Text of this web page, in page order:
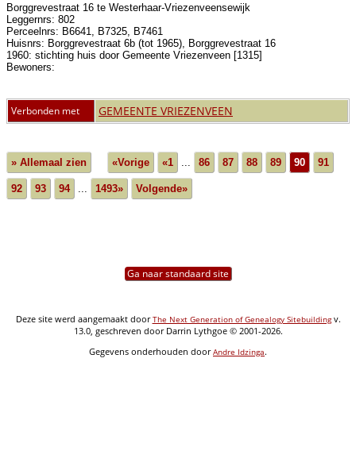
Borggrevestraat 16 te Westerhaar-Vriezenveensewijk
Leggernrs: 802
Perceelnrs: B6641, B7325, B7461
Huisnrs: Borggrevestraat 6b (tot 1965), Borggrevestraat 16
1960: stichting huis door Gemeente Vriezenveen [1315]
Bewoners:
Verbonden met GEMEENTE VRIEZENVEEN
» Allemaal zien «Vorige «1 ... 86 87 88 89 90 91
92 93 94 ... 1493» Volgende»
Ga naar standaard site
Deze site werd aangemaakt doorThe Next Generation of Genealogy Sitebuildingv.
13.0, geschreven door Darrin Lythgoe © 2001-2026.
Gegevens onderhouden doorAndre Idzinga.